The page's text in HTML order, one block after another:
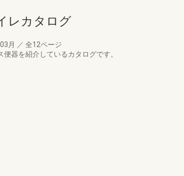
レカタログ
月 ／ 全12ページ
器を紹介しているカタログです。